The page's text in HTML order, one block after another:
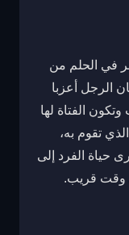
في الحلم من
الرجل أعزبا
الفتاة لها
تقوم به،
حياة الفرد إلى
وقت قريب.